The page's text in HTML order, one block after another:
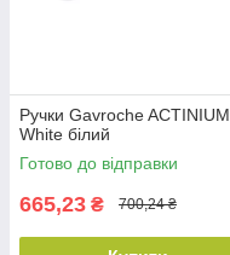
Ручки Gavroche ACTINIUM
White білий
Готово до відправки
665,23 ₴ 700,24 ₴